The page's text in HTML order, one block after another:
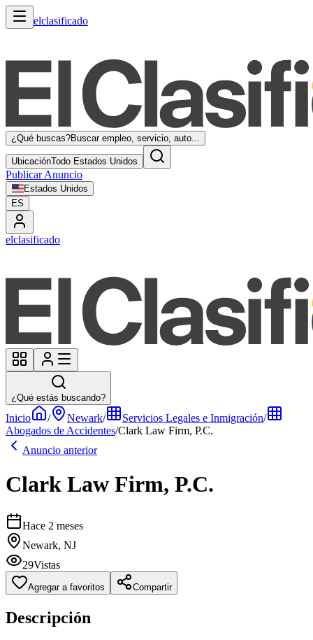
elclasificado
¿Qué buscas?Buscar empleo, servicio, auto...
UbicaciónTodo Estados Unidos
Publicar Anuncio
Estados Unidos
ES
elclasificado
¿Qué estás buscando?
Inicio / Newark/ Servicios Legales e Inmigración/
Abogados de Accidentes/Clark Law Firm, P.C.
Anuncio anterior
Clark Law Firm, P.C.
Hace 2 meses
Newark, NJ
29Vistas
Agregar a favoritos Compartir
Descripción